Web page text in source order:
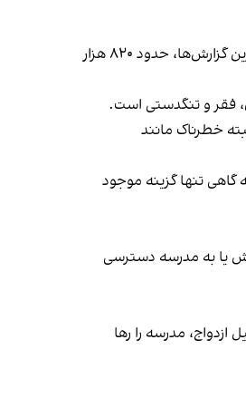
در کشور خبر داده و گفته بود بر اساس آخرین گزارش‌ها، حدود ۸۲۰ هزار
فقر و تنگدستی است.
خطرناک مانند
تنها گزینه موجود
یا به مدرسه دسترسی
دانش‌آموزان دبیرستانی ترک تحصیل و ۲۰ درصد دختران ۱۵ تا ۱۸ سال نیز به دلیل ازدواج، مدرسه را رها